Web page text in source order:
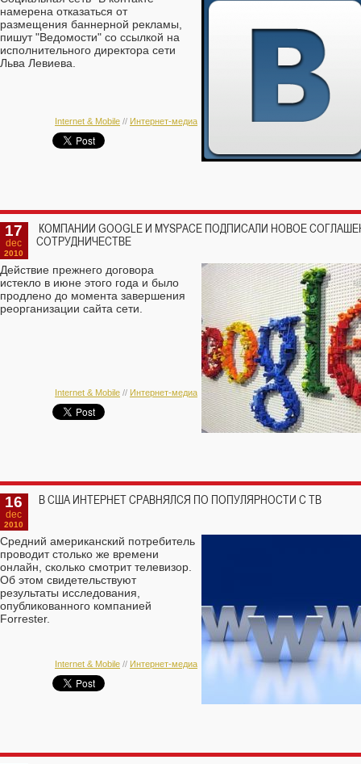
намерена отказаться от
размещения баннерной рекламы,
пишут "Ведомости" со ссылкой на
исполнительного директора сети
Льва Левиева.
Internet & Mobile // Интернет-медиа
17
dec
2010
КОМПАНИИ GOOGLE И MYSPACE ПОДПИСАЛИ НОВОЕ
СОТРУДНИЧЕСТВЕ
Действие прежнего договора
истекло в июне этого года и было
продлено до момента завершения
реорганизации сайта сети.
Internet & Mobile // Интернет-медиа
16
dec
2010
В США ИНТЕРНЕТ СРАВНЯЛСЯ ПО ПОПУЛЯРНОСТИ С ТВ
Средний американский потребитель
проводит столько же времени
онлайн, сколько смотрит телевизор.
Об этом свидетельствуют
результаты исследования,
опубликованного компанией
Forrester.
Internet & Mobile // Интернет-медиа